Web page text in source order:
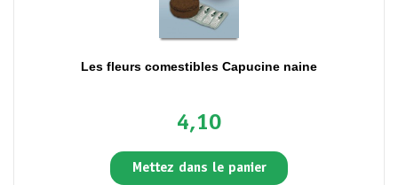
Les fleurs comestibles Capucine naine
4,10
Mettez dans le panier